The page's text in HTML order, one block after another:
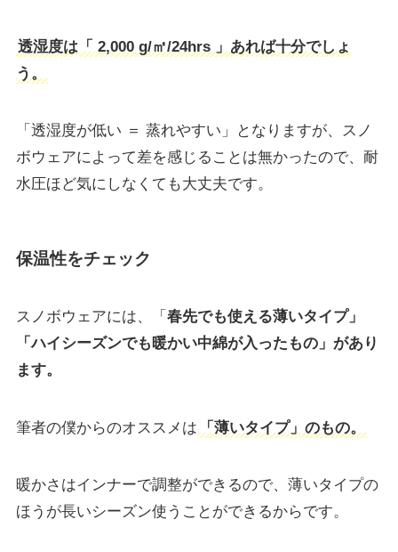
透湿度は「 2,000 g/㎡/24hrs 」あれば十分でしょ
う。
「透湿度が低い ＝ 蒸れやすい」となりますが、スノ
ボウェアによって差を感じることは無かったので、耐
水圧ほど気にしなくても大丈夫です。
保温性をチェック
スノボウェアには、「 春先でも使える薄いタイプ」
「ハイシーズンでも暖かい中綿が入ったもの」があり
ます。
筆者の僕からのオススメは 「薄いタイプ」のもの。
暖かさはインナーで調整ができるので、薄いタイプの
ほうが長いシーズン使うことができるからです。